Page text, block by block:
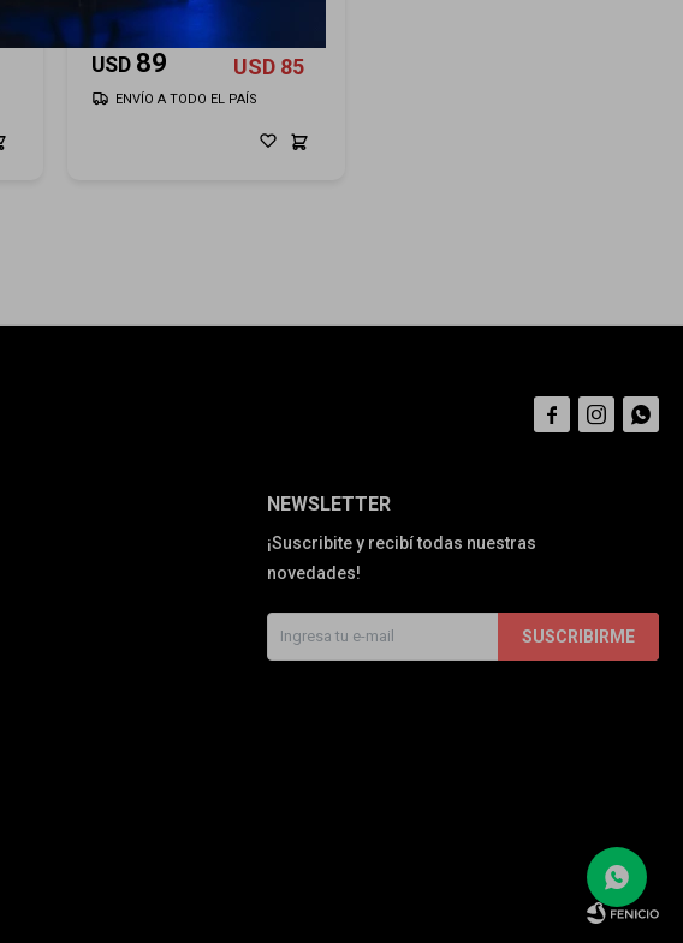
USD 89 USD 85
ENVÍO A TODO EL PAÍS
NEWSLETTER
¡Suscribite y recibí todas nuestras
novedades!
SUSCRIBIRME
  